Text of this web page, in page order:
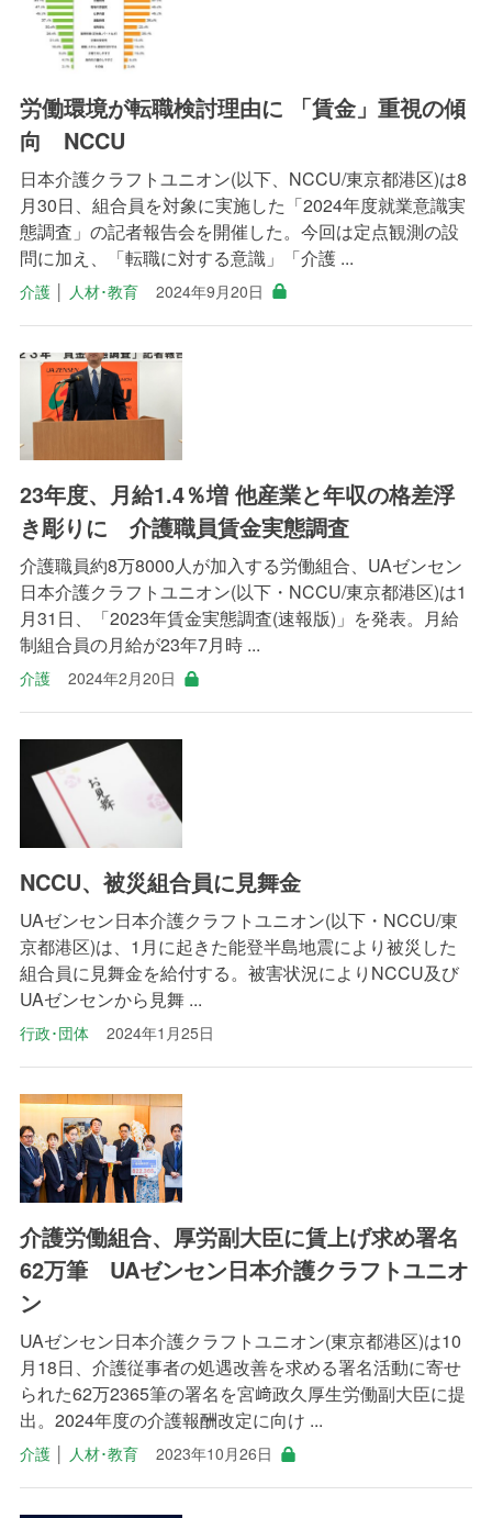
労働環境が転職検討理由に 「賃金」重視の傾
向 NCCU
日本介護クラフトユニオン(以下、NCCU/東京都港区)は8
月30日、組合員を対象に実施した「2024年度就業意識実
態調査」の記者報告会を開催した。今回は定点観測の設
問に加え、「転職に対する意識」「介護 ...
介護│ 人材･教育 2024年9月20日
23年度、月給1.4％増 他産業と年収の格差浮
き彫りに 介護職員賃金実態調査
介護職員約8万8000人が加入する労働組合、UAゼンセン
日本介護クラフトユニオン(以下・NCCU/東京都港区)は1
月31日、「2023年賃金実態調査(速報版)」を発表。月給
制組合員の月給が23年7月時 ...
介護 2024年2月20日
NCCU、被災組合員に見舞金
UAゼンセン日本介護クラフトユニオン(以下・NCCU/東
京都港区)は、1月に起きた能登半島地震により被災した
組合員に見舞金を給付する。被害状況によりNCCU及び
UAゼンセンから見舞 ...
行政･団体 2024年1月25日
介護労働組合、厚労副大臣に賃上げ求め署名
62万筆 UAゼンセン日本介護クラフトユニオ
ン
UAゼンセン日本介護クラフトユニオン(東京都港区)は10
月18日、介護従事者の処遇改善を求める署名活動に寄せ
られた62万2365筆の署名を宮﨑政久厚生労働副大臣に提
出。2024年度の介護報酬改定に向け ...
介護│ 人材･教育 2023年10月26日